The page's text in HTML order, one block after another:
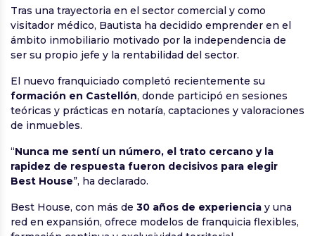
Tras una trayectoria en el sector comercial y como
visitador médico, Bautista ha decidido emprender en el
ámbito inmobiliario motivado por la independencia de
ser su propio jefe y la rentabilidad del sector.
El nuevo franquiciado completó recientemente su
formación en Castellón, donde participó en sesiones
teóricas y prácticas en notaría, captaciones y valoraciones
de inmuebles.
“Nunca me sentí un número, el trato cercano y la
rapidez de respuesta fueron decisivos para elegir
Best House”, ha declarado.
Best House, con más de 30 años de experiencia y una
red en expansión, ofrece modelos de franquicia flexibles,